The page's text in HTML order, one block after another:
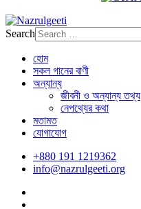
Search
হোম
সকল গানের বাণী
অন্যান্য
জীবনী ও অন্যান্য তথ্য
নেপথ্যের কথা
মতামত
যোগাযোগ
+880 191 1219362
info@nazrulgeeti.org